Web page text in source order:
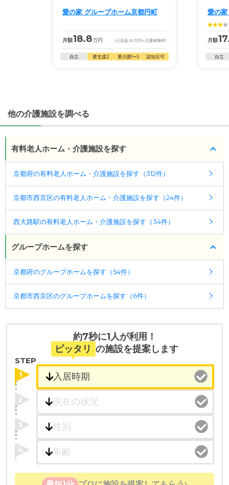
受付時間：10：00～19：00
・全国10000件の介護施設情報を掲載
幅広い選択肢の中から、条件にあった施設を選ぶ
ことができます。
医療・看護体制から施設を探すこともできます。
愛の家 グループホーム京都円町
月額18.8万円 (入居金20万円 +介護保険料)
自立 要支援2 要介護1〜5 認知症可
愛の
月額
自立
他の介護施設を調べる
有料老人ホーム・介護施設を探す
京都府の有料老人ホーム・介護施設を探す（312件）
京都市西京区の有料老人ホーム・介護施設を探す（24件）
西大路駅の有料老人ホーム・介護施設を探す（34件）
グループホームを探す
京都府のグループホームを探す（54件）
京都市西京区のグループホームを探す（6件）
約7秒に1人が利用！
ピッタリ の施設を提案します
STEP
1
2
3
4